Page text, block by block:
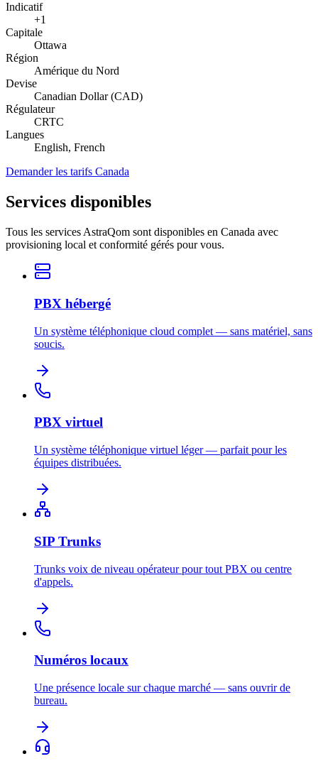
Indicatif
+1
Capitale
Ottawa
Région
Amérique du Nord
Devise
Canadian Dollar (CAD)
Régulateur
CRTC
Langues
English, French
Demander les tarifs Canada
Services disponibles
Tous les services AstraQom sont disponibles en Canada avec
provisioning local et conformité gérés pour vous.
PBX hébergé
Un système téléphonique cloud complet — sans matériel, sans
soucis.
PBX virtuel
Un système téléphonique virtuel léger — parfait pour les
équipes distribuées.
SIP Trunks
Trunks voix de niveau opérateur pour tout PBX ou centre
d'appels.
Numéros locaux
Une présence locale sur chaque marché — sans ouvrir de
bureau.